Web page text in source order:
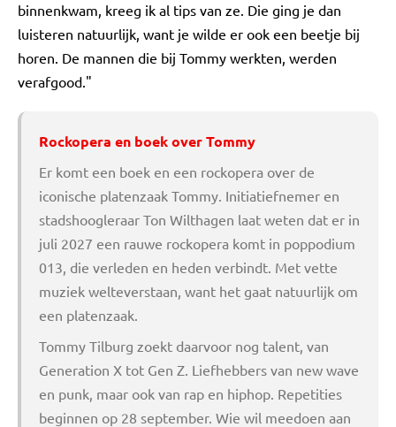
binnenkwam, kreeg ik al tips van ze. Die ging je dan
luisteren natuurlijk, want je wilde er ook een beetje bij
horen. De mannen die bij Tommy werkten, werden
verafgood."
Rockopera en boek over Tommy
Er komt een boek en een rockopera over de
iconische platenzaak Tommy. Initiatiefnemer en
stadshoogleraar Ton Wilthagen laat weten dat er in
juli 2027 een rauwe rockopera komt in poppodium
013, die verleden en heden verbindt. Met vette
muziek welteverstaan, want het gaat natuurlijk om
een platenzaak.
Tommy Tilburg zoekt daarvoor nog talent, van
Generation X tot Gen Z. Liefhebbers van new wave
en punk, maar ook van rap en hiphop. Repetities
beginnen op 28 september. Wie wil meedoen aan